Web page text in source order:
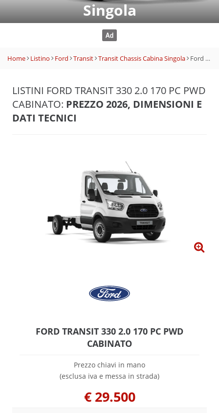
Singola
Home Listino Ford Transit Transit Chassis Cabina Singola Ford Transit 330 2.0 170 PC PWD Cabinato
LISTINI FORD TRANSIT 330 2.0 170 PC PWD
CABINATO: PREZZO 2026, DIMENSIONI E
DATI TECNICI
FORD TRANSIT 330 2.0 170 PC PWD
CABINATO
Prezzo chiavi in mano
(esclusa iva e messa in strada)
€ 29.500